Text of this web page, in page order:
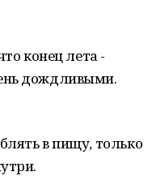
конец лета -
дождливыми.
в пищу, только